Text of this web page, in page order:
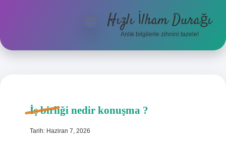
Anasayfa
menüyüHızlı İlham Durağı
Anlık bilgilerle zihnini tazele!
İş birliği nedir konuşma ?
Tarih: Haziran 7, 2026